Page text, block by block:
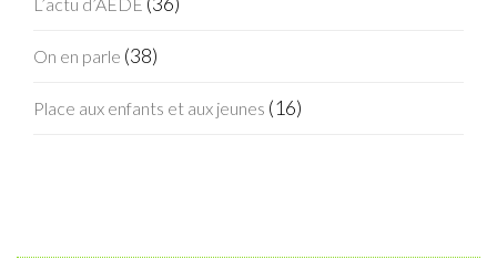
On en parle (38)
Place aux enfants et aux jeunes (16)